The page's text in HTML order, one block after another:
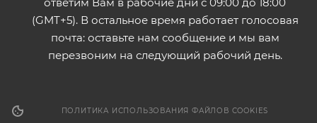
(GMT+5). В остальное время работает голосовая
почта: оставьте нам сообщение и мы вам
перезвоним на следующий рабочий день.
ПОЛИТИКА ИСПОЛЬЗОВАНИЯ ФАЙЛОВ COOKIES